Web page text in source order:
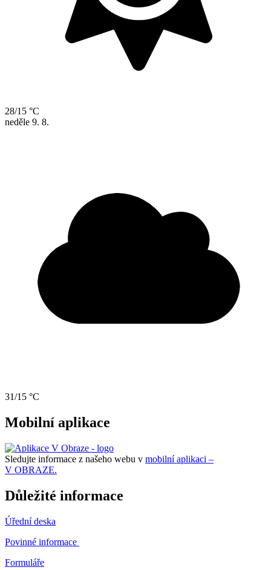
28/15 °C
neděle 9. 8.
31/15 °C
Mobilní aplikace
Sledujte informace z našeho webu v mobilní aplikaci –
V OBRAZE.
Důležité informace
Úřední deska
Povinné informace
Formuláře